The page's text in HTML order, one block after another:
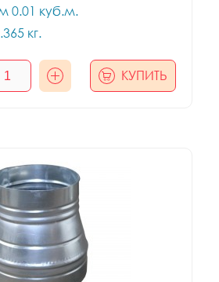
0.01 куб.м.
кг.
КУПИТЬ